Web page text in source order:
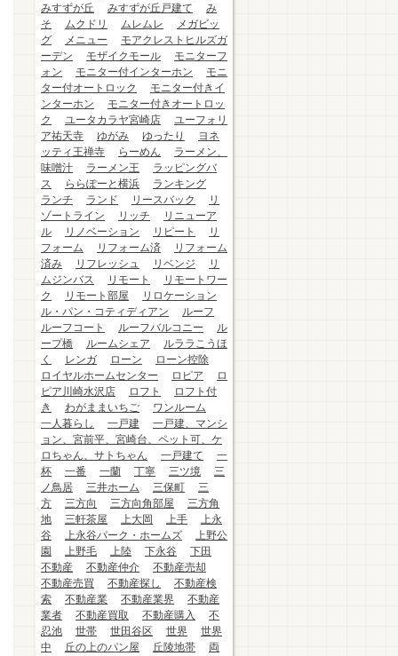
みすずが丘
みすずが丘戸建て
み
そ
ムクドリ ムレムレ
メガビッ
グ
メニュー
モアクレストヒルズガ
ーデン
モザイクモール
モニターフ
ォン
モニター付インターホン
モニ
ター付オートロック
モニター付きイ
ンターホン
モニター付きオートロッ
ク
ユータカラヤ宮崎店
ユーフォリ
ア祐天寺
ゆがみ ゆったり
ヨネ
ッティ王禅寺
らーめん
ラーメン、
味噌汁
ラーメン王
ラッピングバ
ス
ららぽーと横浜
ランキング
ランチ
ランド リースバック
リ
ゾートライン
リッチ
リニューア
ル
リノベーション リピート
リ
フォーム
リフォーム済
リフォーム
済み
リフレッシュ リベンジ
リ
ムジンバス
リモート
リモートワー
ク
リモート部屋
リロケーション
ル・パン・コティディアン
ルーフ
ルーフコート
ルーフバルコニー
ル
ープ橋
ルームシェア
ルララこうほ
く
レンガ ローン
ローン控除
ロイヤルホームセンター
ロピア
ロ
ピア川崎水沢店
ロフト
ロフト付
き
わがままいちご
ワンルーム
一人暮らし
一戸建
一戸建、マンシ
ョン、宮前平、宮崎台、ペット可、ケ
ロちゃん、サトちゃん
一戸建て
一
杯
一番 一蘭 丁寧 三ツ境
三
ノ鳥居
三井ホーム 三保町
三
方
三方向 三方向角部屋
三方角
地
三軒茶屋 上大岡 上手
上永
谷
上永谷パーク・ホームズ
上野公
園
上野毛 上陸 下永谷
下田
不動産
不動産仲介
不動産売却
不動産売買
不動産探し
不動産検
索
不動産業 不動産業界
不動産
業者
不動産買取 不動産購入
不
忍池
世帯 世田谷区 世界
世界
中
丘の上のパン屋 丘陵地帯
両